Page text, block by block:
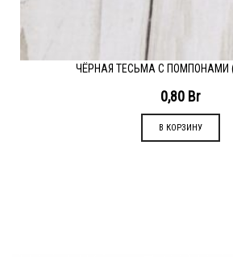
ЧЁРНАЯ ТЕСЬМА С ПОМПОНАМИ
0,80 Br
В КОРЗИНУ